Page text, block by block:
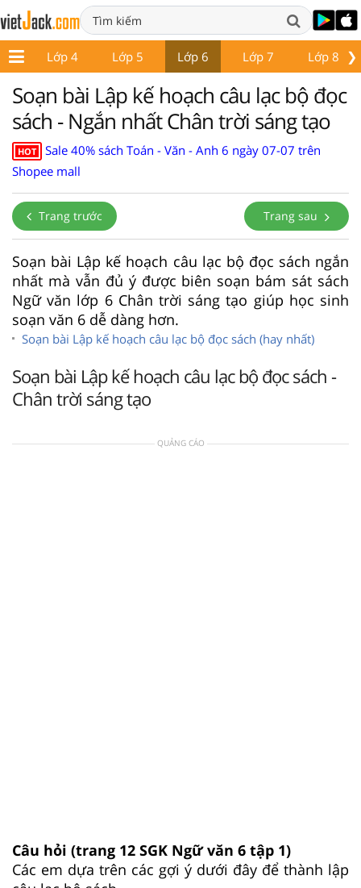
❯
3 Lớp 4 Lớp 5 Lớp 6 Lớp 7 Lớp 8
Soạn bài Lập kế hoạch câu lạc bộ đọc
sách - Ngắn nhất Chân trời sáng tạo
HOT
Sale 40% sách Toán - Văn - Anh 6 ngày 07-07 trên
Shopee mall
Trang trước Trang sau
Soạn bài Lập kế hoạch câu lạc bộ đọc sách ngắn
nhất mà vẫn đủ ý được biên soạn bám sát sách
Ngữ văn lớp 6 Chân trời sáng tạo giúp học sinh
soạn văn 6 dễ dàng hơn.
Soạn bài Lập kế hoạch câu lạc bộ đọc sách (hay nhất)
Soạn bài Lập kế hoạch câu lạc bộ đọc sách -
Chân trời sáng tạo
QUẢNG CÁO
Câu hỏi (trang 12 SGK Ngữ văn 6 tập 1)
Các em dựa trên các gợi ý dưới đây để thành lập